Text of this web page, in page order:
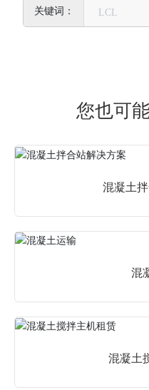
LCL
您也可
混凝土
混
混凝土